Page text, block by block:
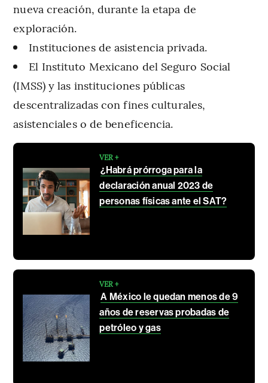
nueva creación, durante la etapa de
exploración.
Instituciones de asistencia privada.
El Instituto Mexicano del Seguro Social
(IMSS) y las instituciones públicas
descentralizadas con fines culturales,
asistenciales o de beneficencia.
VER +
¿Habrá prórroga para la
declaración anual 2023 de
personas físicas ante el SAT?
VER +
A México le quedan menos de 9
años de reservas probadas de
petróleo y gas